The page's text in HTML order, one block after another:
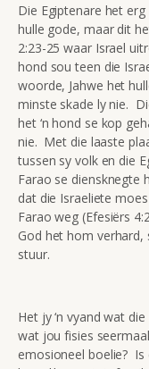
Die Egiptenare het
hulle gode, maar dit
2:23-25 waar Israel
hond sou teen die
woorde, Jahwe het
minste skade ly nie.
het ‘n hond se kop
nie. Met die laaste
tussen sy volk en die
Farao se diensknegte
dat die Israeliete
Farao weg (Efesiërs
God het hom verhard,
stuur.
Het jy ‘n vyand wat
wat jou fisies
emosioneel boelie? Is